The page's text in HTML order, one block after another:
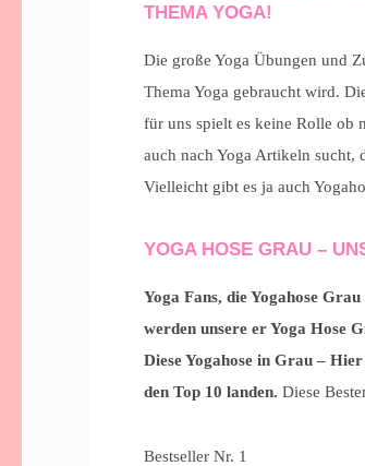
THEMA YOGA!
Die große Yoga Übungen und
Thema Yoga gebraucht wird.
für uns spielt es keine Rolle ob
auch nach Yoga Artikeln sucht,
Vielleicht gibt es ja auch
YOGA HOSE GRAU –
Yoga Fans, die Yogahose
werden unsere er Yoga Hose
Diese Yogahose in Grau –
den Top 10 landen. Diese
Bestseller Nr. 1